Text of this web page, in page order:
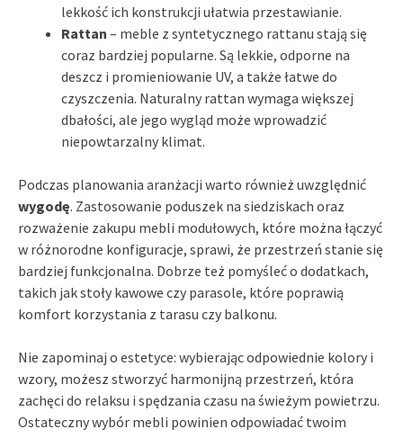
lekkość ich konstrukcji ułatwia przestawianie.
Rattan – meble z syntetycznego rattanu stają się
coraz bardziej popularne. Są lekkie, odporne na
deszcz i promieniowanie UV, a także łatwe do
czyszczenia. Naturalny rattan wymaga większej
dbałości, ale jego wygląd może wprowadzić
niepowtarzalny klimat.
Podczas planowania aranżacji warto również uwzględnić
wygodę. Zastosowanie poduszek na siedziskach oraz
rozważenie zakupu mebli modułowych, które można łączyć
w różnorodne konfiguracje, sprawi, że przestrzeń stanie się
bardziej funkcjonalna. Dobrze też pomyśleć o dodatkach,
takich jak stoły kawowe czy parasole, które poprawią
komfort korzystania z tarasu czy balkonu.
Nie zapominaj o estetyce: wybierając odpowiednie kolory i
wzory, możesz stworzyć harmonijną przestrzeń, która
zachęci do relaksu i spędzania czasu na świeżym powietrzu.
Ostateczny wybór mebli powinien odpowiadać twoim